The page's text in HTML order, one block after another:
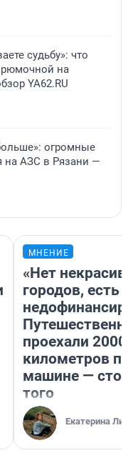
судьбу»: что
рюмочной на
YA62.RU
огромные
на АЗС в Рязани —
МНЕНИЕ
«Нет
городов, есть
проехали 2000
километров по
машине —
того
Екатерина